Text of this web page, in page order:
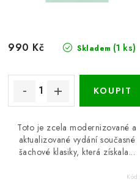
Skladem (1 ks)
990 Kč
Toto je zcela modernizované a
aktualizované vydání současné
šachové klasiky, která získala...
Kód: